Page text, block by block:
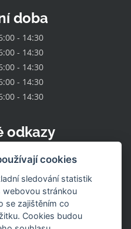
doba
- 14:30
- 14:30
- 14:30
- 14:30
- 14:30
odkazy
místa
prodejny
cookies
sledování statistik
webovou stránkou
se zajištěním co
Cookies budou